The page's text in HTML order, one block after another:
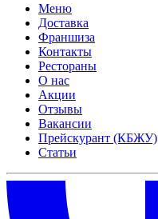
Меню
Доставка
Франшиза
Контакты
Рестораны
О нас
Акции
Отзывы
Вакансии
Прейскурант (КБЖУ)
Статьи